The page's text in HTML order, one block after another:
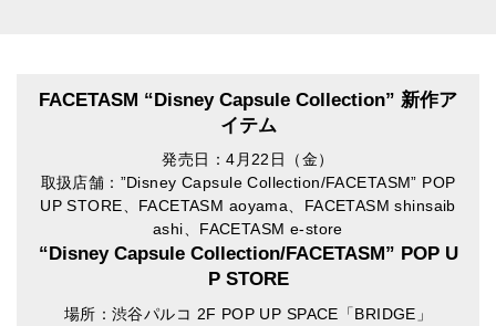
FACETASM “Disney Capsule Collection” 新作ア
イテム
発売日：4月22日（金）
取扱店舗：”Disney Capsule Collection/FACETASM” POP
UP STORE、FACETASM aoyama、FACETASM shinsaib
ashi、FACETASM e-store
“Disney Capsule Collection/FACETASM” POP U
P STORE
場所：渋谷パルコ 2F POP UP SPACE「BRIDGE」